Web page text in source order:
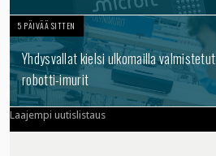
5 PÄIVÄÄ SITTEN
Yhdysvallat kielsi ulkomailla valmistetut
robotti-imurit
Laajempi uutislistaus